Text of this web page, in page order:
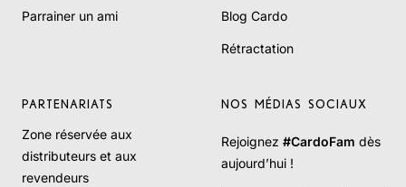
Parrainer un ami Blog Cardo
Rétractation
PARTENARIATS
Zone réservée aux
distributeurs et aux
revendeurs
NOS MÉDIAS SOCIAUX
Rejoignez #CardoFam dès
aujourd’hui !